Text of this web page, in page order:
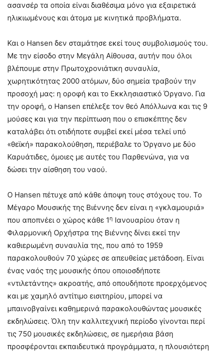
ασανσέρ τα οποία είναι διαθέσιμα μόνο για εξαιρετικά
ηλικιωμένους και άτομα με κινητικά προβλήματα.
Και ο Hansen δεν σταμάτησε εκεί τους συμβολισμούς του.
Με την είσοδο στην Μεγάλη Αίθουσα, αυτήν που όλοι
βλέπουμε στην Πρωτοχρονιάτικη συναυλία,
χωρητικότητας 2000 ατόμων, δύο σημεία τραβούν την
προσοχή μας: η οροφή και το Εκκλησιαστικό Όργανο. Για
την οροφή, ο Hansen επέλεξε τον θεό Απόλλωνα και τις 9
μούσες και για την περίπτωση που ο επισκέπτης δεν
καταλάβει ότι οτιδήποτε συμβεί εκεί μέσα τελεί υπό
«θεϊκή» παρακολούθηση, περιέβαλε το Όργανο με δύο
Καρυάτιδες, όμοιες με αυτές του Παρθενώνα, για να
δώσει την αίσθηση του ναού.
Ο Hansen πέτυχε από κάθε άποψη τους στόχους του. Το
Μέγαρο Μουσικής της Βιέννης δεν είναι η «γκλαμουριά»
που αποπνέει ο χώρος κάθε 1η Ιανουαρίου όταν η
Φιλαρμονική Ορχήστρα της Βιέννης δίνει εκεί την
καθιερωμένη συναυλία της, που από το 1959
παρακολουθούν 70 χώρες σε απευθείας μετάδοση. Είναι
ένας ναός της μουσικής όπου οποιοσδήποτε
«ντιλετάντης» ακροατής, από οπουδήποτε προερχόμενος
και με χαμηλό αντίτιμο εισιτηρίου, μπορεί να
μπαινοβγαίνει καθημερινά παρακολουθώντας μουσικές
εκδηλώσεις. Όλη την καλλιτεχνική περίοδο γίνονται περί
τις 750 μουσικές εκδηλώσεις, σε ημερήσια βάση
προσφέρονται εκπαιδευτικά προγράμματα, η πλουσιότερη